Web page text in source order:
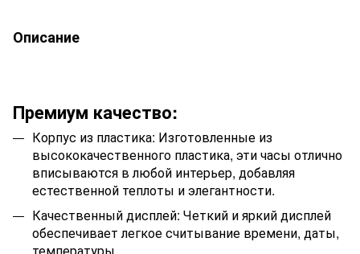
Описание
Премиум качество:
Корпус из пластика: Изготовленные из
высококачественного пластика, эти часы отлично
вписываются в любой интерьер, добавляя
естественной теплоты и элегантности.
Качественный дисплей: Четкий и яркий дисплей
обеспечивает легкое считывание времени, даты,
температуры.